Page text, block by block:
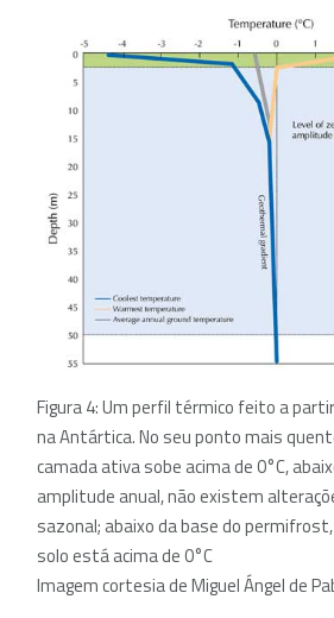
Figura 4: Um perfil térmico feito a
na Antártica. No seu ponto mais
camada ativa sobe acima de 0°C,
amplitude anual, não existem
sazonal; abaixo da base do
solo está acima de 0°C
Imagem cortesia de Miguel Ángel de